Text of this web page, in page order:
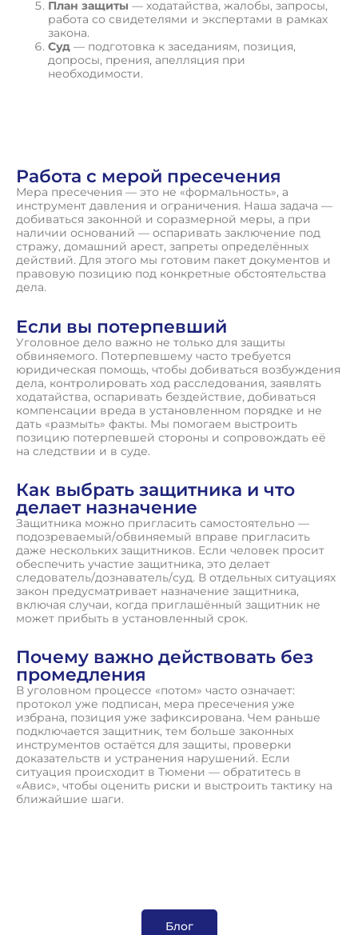
План защиты — ходатайства, жалобы, запросы,
работа со свидетелями и экспертами в рамках
закона.
Суд — подготовка к заседаниям, позиция,
допросы, прения, апелляция при
необходимости.
Работа с мерой пресечения
Мера пресечения — это не «формальность», а
инструмент давления и ограничения. Наша задача —
добиваться законной и соразмерной меры, а при
наличии оснований — оспаривать заключение под
стражу, домашний арест, запреты определённых
действий. Для этого мы готовим пакет документов и
правовую позицию под конкретные обстоятельства
дела.
Если вы потерпевший
Уголовное дело важно не только для защиты
обвиняемого. Потерпевшему часто требуется
юридическая помощь, чтобы добиваться возбуждения
дела, контролировать ход расследования, заявлять
ходатайства, оспаривать бездействие, добиваться
компенсации вреда в установленном порядке и не
дать «размыть» факты. Мы помогаем выстроить
позицию потерпевшей стороны и сопровождать её
на следствии и в суде.
Как выбрать защитника и что
делает назначение
Защитника можно пригласить самостоятельно —
подозреваемый/обвиняемый вправе пригласить
даже нескольких защитников. Если человек просит
обеспечить участие защитника, это делает
следователь/дознаватель/суд. В отдельных ситуациях
закон предусматривает назначение защитника,
включая случаи, когда приглашённый защитник не
может прибыть в установленный срок.
Почему важно действовать без
промедления
В уголовном процессе «потом» часто означает:
протокол уже подписан, мера пресечения уже
избрана, позиция уже зафиксирована. Чем раньше
подключается защитник, тем больше законных
инструментов остаётся для защиты, проверки
доказательств и устранения нарушений. Если
ситуация происходит в Тюмени — обратитесь в
«Авис», чтобы оценить риски и выстроить тактику на
ближайшие шаги.
Блог